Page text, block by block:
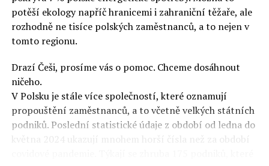
komentováno jako konec polského chovu koní. Ve vidění
kontrolorů činnosti PiS ale určitě šlo při prodeji koní o
praní peněz či jinou nelegální činnost.“
Tuskova čísla jsou ale ujetá i jinde, pokračoval
Ziemkiewicz. „Ve vládní aféře PiS kolem vydávání víz
Tusk tvrdil, že za vlády dnešní opozice se nelegálně
prodalo 600 000 víz do Polska. Byla na to dokonce
vytvořena parlamentní vyšetřovací komise, která přišla
ale pouze na to, že 220 víz do Polska bylo
prostřednictvím úplatků uspíšeno, tedy že víza byla
potěší ekology napříč hranicemi i zahraniční těžaře, ale
rozhodně ne tisíce polských zaměstnanců, a to nejen v
tomto regionu.
Drazí Češi, prosíme vás o pomoc. Chceme dosáhnout
ničeho.
V Polsku je stále více společností, které oznamují
propouštění zaměstnanců, a to včetně velkých státních
podniků. Poslední statistické údaje z období od ledna do
května 2024 ukazují mnohem horší čísla než za období